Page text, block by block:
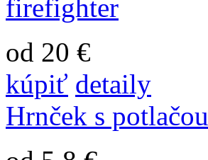
firefighter
od 20 €
kúpiť detaily
Hrnček s potlačou